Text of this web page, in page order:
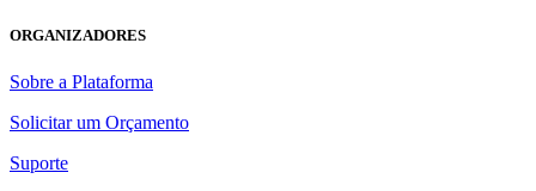
ORGANIZADORES
Sobre a Plataforma
Solicitar um Orçamento
Suporte